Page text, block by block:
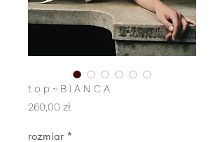
t o p ~ B I A N C A
260,00 złCena
rozmiar *